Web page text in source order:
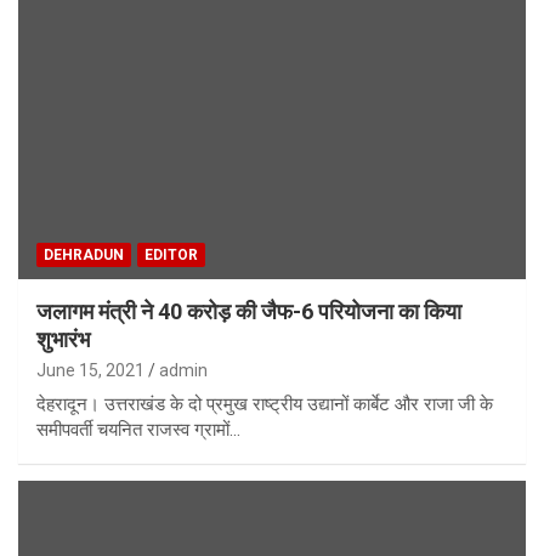
DEHRADUN EDITOR
जलागम मंत्री ने 40 करोड़ की जैफ-6 परियोजना का किया
शुभारंभ
June 15, 2021 admin
देहरादून। उत्तराखंड के दो प्रमुख राष्ट्रीय उद्यानों कार्बेट और राजा जी के
समीपवर्ती चयनित राजस्व ग्रामों…